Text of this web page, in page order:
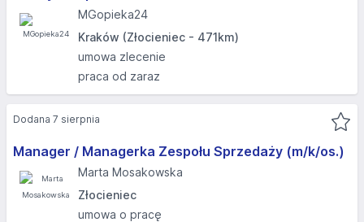
MGopieka24
Kraków (Złocieniec - 471km)
umowa zlecenie
praca od zaraz
Manager / Managerka Zespołu Sprzedaży (m/k/os.)
Marta Mosakowska
Złocieniec
umowa o pracę
Dodana 7 sierpnia